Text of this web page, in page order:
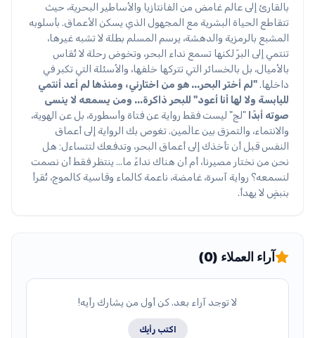
بالقارئ إلى عالم غامض من الفانتازيا والأساطير البحرية، حيث
تتقاطع الحياة البشرية مع المجهول الذي يسكن الأعماق. بأسلوبه
المشبع بالرمزية والدهشة، يرسم المسلم بطلة لا تشبه غيرها،
تنتمي إلى البرّ لكنها تسمع نداء البحر، وتخوض رحلة لا تُقاس
بالأميال، بل بالخسائر التي تتركها خلفها، والأسئلة التي تكبر في
داخلها."لم أختر البحر... هو من اختارني، ومنذها لم أعد أنتمي
لليابسة ولا لها أنا أعود" للبحر ذاكرة... ومن يسمعه لا ينسى
صوته أبدًا "لج" ليست فقط رواية عن فتاة وأسطورة، بل عن الهوية،
والانتماء، والتمزق بين عالَمين. تغوص بك الرواية إلى أعماق
النفس قبل أن تأخذك إلى أعماق البحر، وتدفعك لتتساءل: هل
نحن من نختار مصيرنا، أم أن هناك نداءً ما... ينتظر فقط أن نصمت
لنسمعه؟ رواية آسرة، غامضة، ناعمة كالماء وقاسية كالموج، تُقرأ
بنبضٍ لا يهدأ.
آراء العملاء (0)
لا توجد آراء بعد. كن أول من يشارك رأيه!
اكتب رأيك